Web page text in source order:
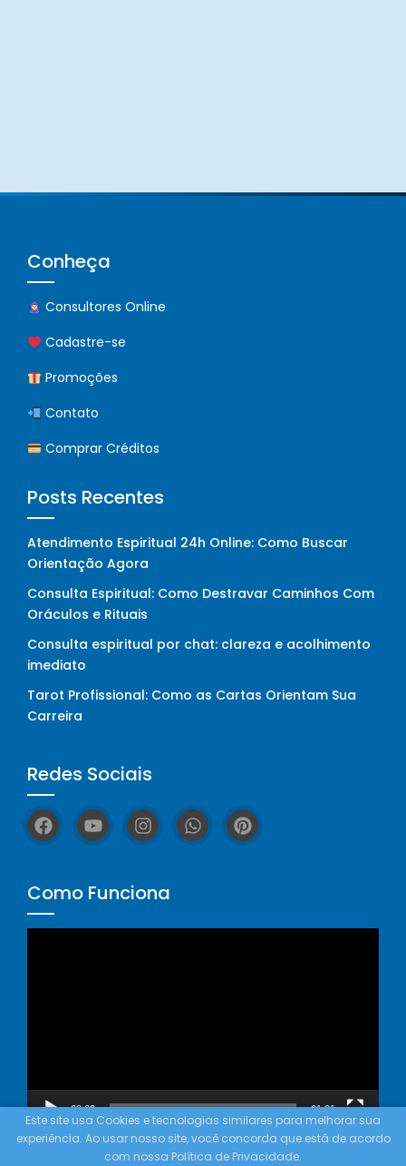
Conheça
Consultores Online
Cadastre-se
Promoções
Contato
Comprar Créditos
Posts Recentes
Atendimento Espiritual 24h Online: Como Buscar
Orientação Agora
Consulta Espiritual: Como Destravar Caminhos Com
Oráculos e Rituais
Consulta espiritual por chat: clareza e acolhimento
imediato
Tarot Profissional: Como as Cartas Orientam Sua
Carreira
Redes Sociais
Como Funciona
00:00 01:21
Este site usa Cookies e tecnologias similares para melhorar sua
experiência. Ao usar nosso site, você concorda que está de acordo
com nossa Política de Privacidade.